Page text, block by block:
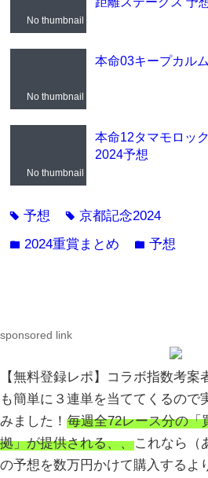
No thumbnail
No thumbnail
本命03キープカル
No thumbnail
本命12タマモロッ
2024予想
tag予想 tag京都記念2024
folder 2024重賞まとめ folder予想
sponsored link
【無料登録レポ】コラボ指数考案
も簡単に３連単を当ててくるので
みました！ 毎週全72レース分の「
拠」が提供される、、これなら（
の予想を数万円かけて購入するよ